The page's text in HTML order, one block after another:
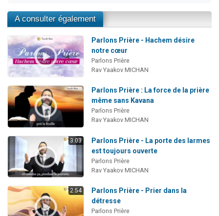
A consulter également
Parlons Prière - Hachem désire
notre cœur
Parlons Prière
Rav Yaakov MICHAN
Parlons Prière : La force de la prière
même sans Kavana
Parlons Prière
Rav Yaakov MICHAN
3:03
Parlons Prière - La porte des larmes
est toujours ouverte
Parlons Prière
Rav Yaakov MICHAN
2:54
Parlons Prière - Prier dans la
détresse
Parlons Prière